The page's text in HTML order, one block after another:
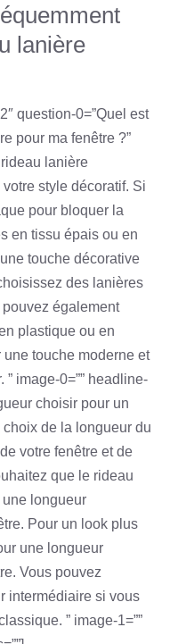
lanière
question-0=”Quel est
pour ma fenêtre ?”
lanière
style décoratif. Si
pour bloquer la
en tissu épais ou en
touche décorative
des lanières
également
plastique ou en
touche moderne et
image-0=”” headline-
choisir pour un
choix de la longueur du
votre fenêtre et de
que le rideau
une longueur
Pour un look plus
une longueur
Vous pouvez
intermédiaire si vous
” image-1=””